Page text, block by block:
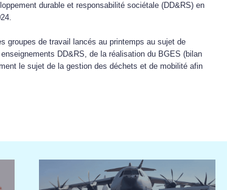
durable et responsabilité sociétale (DD&RS) en
groupes de travail lancés au printemps au sujet de
DD&RS, de la réalisation du BGES (bilan
le sujet de la gestion des déchets et de mobilité afin